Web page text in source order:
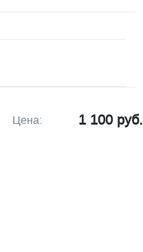
Цена: 1 100 руб.